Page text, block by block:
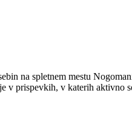
na spletnem mestu
v prispevkih, v katerih aktivno